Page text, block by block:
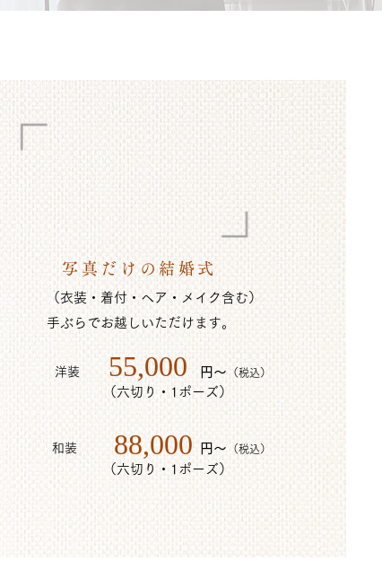
シンプルウェディング
写真だけの結婚式
（衣装・着付・ヘア・メイク含む）
手ぶらでお越しいただけます。
洋装 55,000 ​円～ （税込）
（六切り・1ポーズ）
和装 88,000 ​円～ （税込）
（六切り・1ポーズ）